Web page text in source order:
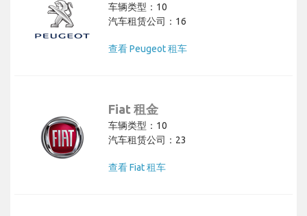
车辆类型：10
汽车租赁公司：16
查看 Peugeot 租车
Fiat 租金
车辆类型：10
汽车租赁公司：23
查看 Fiat 租车